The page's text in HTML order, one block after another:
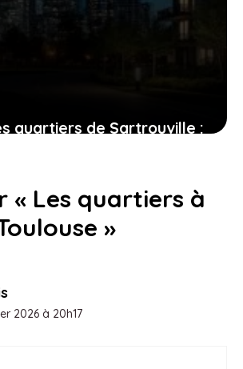
quartiers de Sartrouville :
« Les quartiers à
»
2026 à 20h17